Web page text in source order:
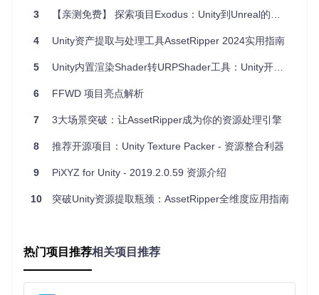
动项目发展。
灵活配置：支持多种迁移配置，满足不同项目的需求。
段，但其强大的功能和活跃的社区支持使其成为一个值得尝试
感兴趣，不妨加入 Unifree 的 Discord 服务器，一起参与项目
希望这篇文章能帮助你更好地了解 Unifree 项目，并吸引更多
用户使用和贡献。
unifree
帮助将Unity项目迁移到Godot、Unreal等引擎，通过ChatGPT自动翻译C#代码为目标引擎脚本，提供迁移基础，但需手动调整代码。
3 【亲测免费】 探索项目Exodus：Unity到Unreal的桥梁
4 Unity资产提取与处理工具AssetRipper 2024实用指南
5 Unity内置渲染Shader转URPShader工具：Unity开发者的福音
6 FFWD 项目亮点解析
7 3大场景突破：让AssetRipper成为你的资源处理引擎
8 推荐开源项目：Unity Texture Packer - 资源整合利器
9 PiXYZ for Unity - 2019.2.0.59 资源介绍
10 突破Unity资源提取瓶颈：AssetRipper全维度应用指南
热门项目推荐相关项目推荐